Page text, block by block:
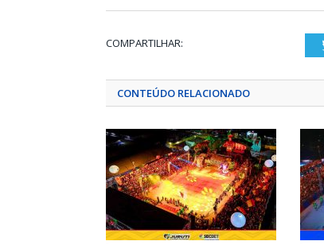
COMPARTILHAR:
CONTEÚDO RELACIONADO